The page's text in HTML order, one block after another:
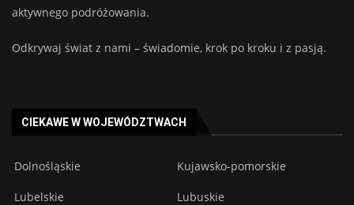
aktywnego podróżowania.
Odkrywaj świat z nami – świadomie, krok po kroku i z pasją.
CIEKAWE W WOJEWÓDZTWACH
Dolnośląskie Kujawsko-pomorskie
Lubelskie Lubuskie